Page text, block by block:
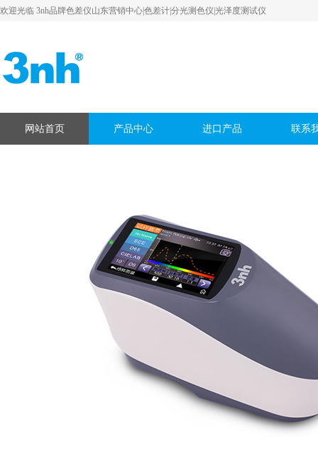
欢迎光临 3nh品牌色差仪山东营销中心|色差计|分光测色仪|光泽度测试仪
网站首页 产品中心 进口产品 联系